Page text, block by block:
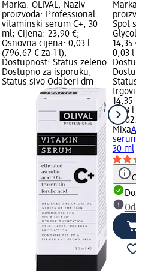
Marka: OLIVAL; Naziv
proizvoda: Professional
vitaminski serum C+, 30
ml; Cijena: 23,90 €;
Osnovna cijena: 0,03 l
(796,67 € za 1 l);
Dostupnost: Status zeleno
Dostupno za isporuku,
Status sivo Odaberi dm
Marka:
Spot
14,35 €;
0,03 l
Status
trgovinu
14,35 €
0,03 l
na
Mixa
serum
30 ml